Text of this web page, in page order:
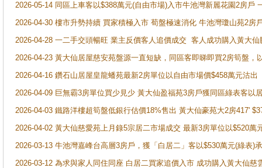
2026-05-14 同區上車客以$388萬元(自由市場)入市牛池灣新麗花園2房戶
2026-04-30 樓市升勢持續 買家積極入市 荀盤極速消化 牛池灣瓊山苑2房
2026-04-28 一二手交頭暢旺 業主反價客人追價成交 客人成功購入黃大
2026-04-23 黃大仙居屋慈安苑盤源一直短缺，同區客即睇即買2房筍盤，
2026-04-16 鑽石山居屋皇龍蟠苑最新2房單位以自由市場價$458萬元沽出
2026-04-09 巨無霸3房單位買少見少 黃大仙盈福苑3房戶獲同區綠表客以
2026-04-03 鐵路洋樓超筍盤低銀行估價18%售出 黃大仙豪苑大2房417'
2026-04-02 黃大仙慈愛苑上月錄5宗居二市場成交 最新3房單位以$520萬
2026-03-13 牛池灣嘉峰台高層3房戶，獲「白居二」客以$530萬元(綠表)
2026-03-12 為求與家人同住同座 白居二買家追價入市 成功購入黃大仙